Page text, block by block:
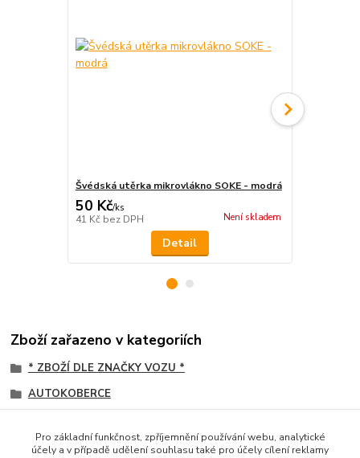
Švédská utěrka mikrovlákno SOKE - modrá
50 Kč/ks
41 Kč bez DPH Není skladem
Detail
Zboží zařazeno v kategoriích
* ZBOŽÍ DLE ZNAČKY VOZU *
AUTOKOBERCE
koženka PROŠITÁ ČTVERCOVÝ vzor
Pro základní funkčnost, zpříjemnění používání webu, analytické
účely a v případě udělení souhlasu také pro účely cílení reklamy